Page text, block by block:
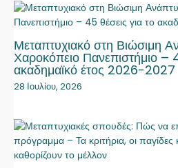
Μεταπτυχιακό στη Βιώσιμη
Χαροκόπειο Πανεπιστήμιο –
ακαδημαϊκό έτος 2026-2027
28 Ιουλίου, 2026